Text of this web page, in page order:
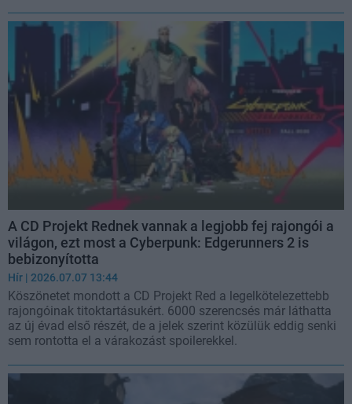
A CD Projekt Rednek vannak a legjobb fej rajongói a
világon, ezt most a Cyberpunk: Edgerunners 2 is
bebizonyította
Hír | 2026.07.07 13:44
Köszönetet mondott a CD Projekt Red a legelkötelezettebb
rajongóinak titoktartásukért. 6000 szerencsés már láthatta
az új évad első részét, de a jelek szerint közülük eddig senki
sem rontotta el a várakozást spoilerekkel.